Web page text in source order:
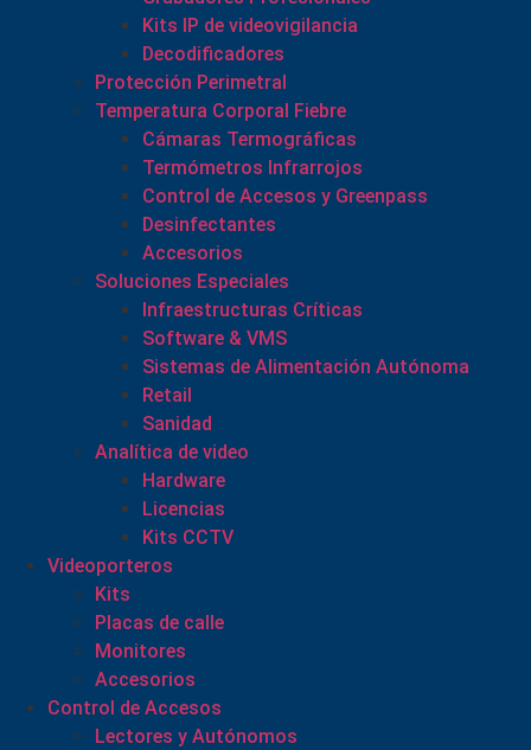
Kits IP de videovigilancia
Decodificadores
Protección Perimetral
Temperatura Corporal Fiebre
Cámaras Termográficas
Termómetros Infrarrojos
Control de Accesos y Greenpass
Desinfectantes
Accesorios
Soluciones Especiales
Infraestructuras Críticas
Software & VMS
Sistemas de Alimentación Autónoma
Retail
Sanidad
Analítica de video
Hardware
Licencias
Kits CCTV
Videoporteros
Kits
Placas de calle
Monitores
Accesorios
Control de Accesos
Lectores y Autónomos